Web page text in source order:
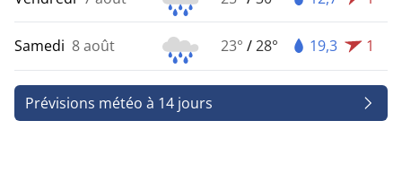
Samedi 8 août 23° /28° 19,3 1
Prévisions météo à 14 jours